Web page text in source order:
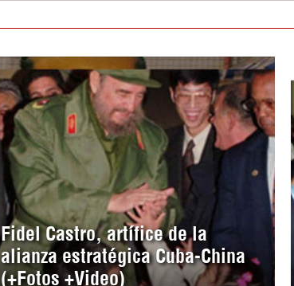
Fidel Castro, artífice de la
alianza estratégica Cuba-China
(+Fotos +Video)